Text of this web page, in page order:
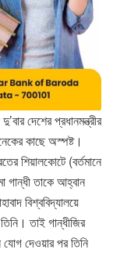
দেশের প্রধানমন্ত্রীর
কাছে অস্পষ্ট।
শিয়ালকোটে (বর্তমানে
গান্ধী তাকে আহ্বান
বিশ্ববিদ্যালয়ে
তাই গান্ধীজির
দেওয়ার পর তিনি